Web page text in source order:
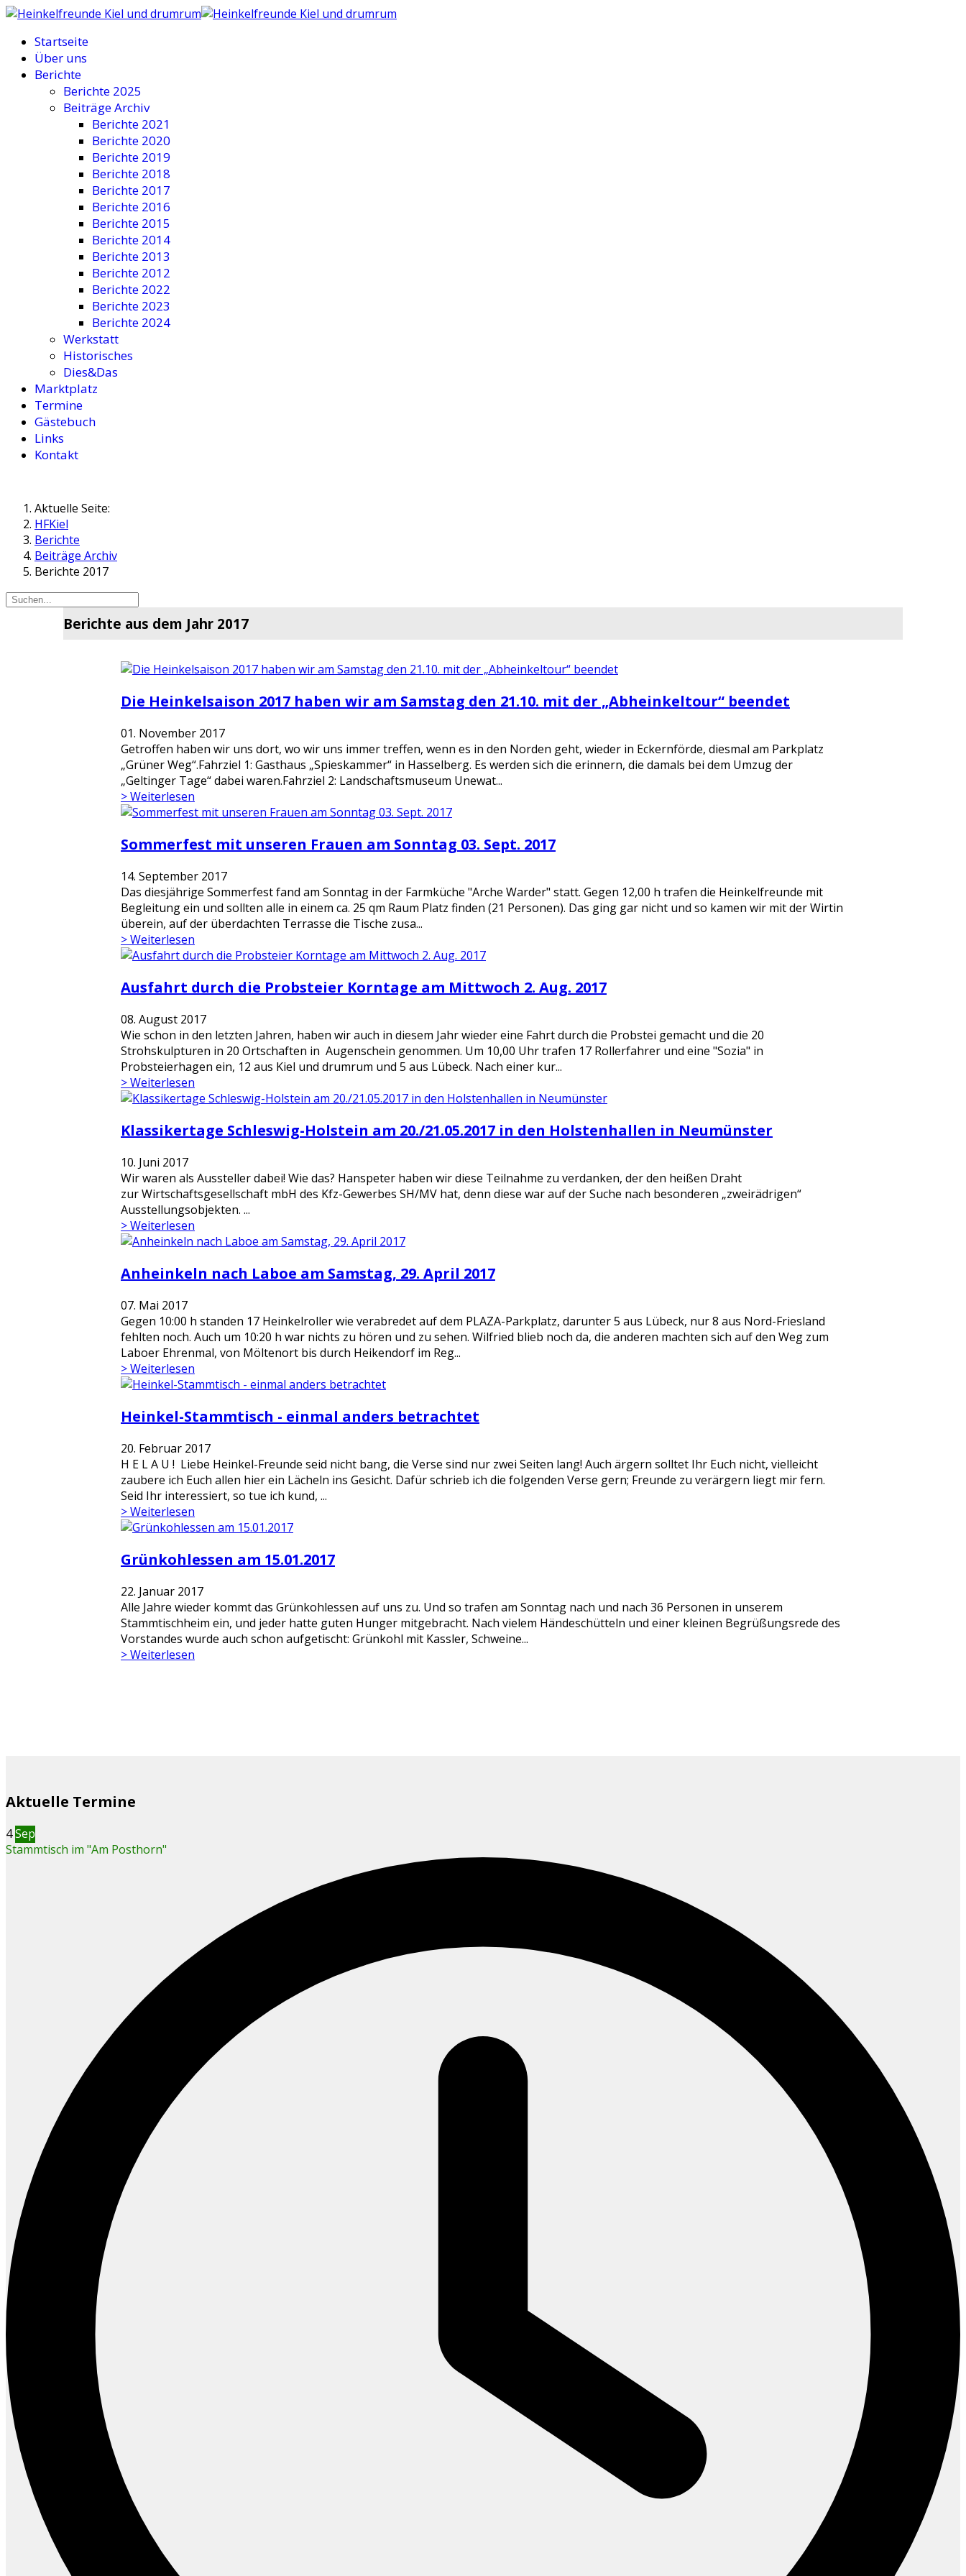
Startseite
Über uns
Berichte
Berichte 2025
Beiträge Archiv
Berichte 2021
Berichte 2020
Berichte 2019
Berichte 2018
Berichte 2017
Berichte 2016
Berichte 2015
Berichte 2014
Berichte 2013
Berichte 2012
Berichte 2022
Berichte 2023
Berichte 2024
Werkstatt
Historisches
Dies&Das
Marktplatz
Termine
Gästebuch
Links
Kontakt
Aktuelle Seite:
HFKiel
Berichte
Beiträge Archiv
Berichte 2017
Berichte aus dem Jahr 2017
Die Heinkelsaison 2017 haben wir am Samstag den 21.10. mit der „Abheinkeltour“ beendet
01. November 2017
Getroffen haben wir uns dort, wo wir uns immer treffen, wenn es in den Norden geht, wieder in Eckernförde, diesmal am Parkplatz
„Grüner Weg“.Fahrziel 1: Gasthaus „Spieskammer“ in Hasselberg. Es werden sich die erinnern, die damals bei dem Umzug der
„Geltinger Tage“ dabei waren.Fahrziel 2: Landschaftsmuseum Unewat...
> Weiterlesen
Sommerfest mit unseren Frauen am Sonntag 03. Sept. 2017
14. September 2017
Das diesjährige Sommerfest fand am Sonntag in der Farmküche "Arche Warder" statt. Gegen 12,00 h trafen die Heinkelfreunde mit
Begleitung ein und sollten alle in einem ca. 25 qm Raum Platz finden (21 Personen). Das ging gar nicht und so kamen wir mit der Wirtin
überein, auf der überdachten Terrasse die Tische zusa...
> Weiterlesen
Ausfahrt durch die Probsteier Korntage am Mittwoch 2. Aug. 2017
08. August 2017
Wie schon in den letzten Jahren, haben wir auch in diesem Jahr wieder eine Fahrt durch die Probstei gemacht und die 20
Strohskulpturen in 20 Ortschaften in Augenschein genommen. Um 10,00 Uhr trafen 17 Rollerfahrer und eine "Sozia" in
Probsteierhagen ein, 12 aus Kiel und drumrum und 5 aus Lübeck. Nach einer kur...
> Weiterlesen
Klassikertage Schleswig-Holstein am 20./21.05.2017 in den Holstenhallen in Neumünster
10. Juni 2017
Wir waren als Aussteller dabei! Wie das? Hanspeter haben wir diese Teilnahme zu verdanken, der den heißen Draht
zur Wirtschaftsgesellschaft mbH des Kfz-Gewerbes SH/MV hat, denn diese war auf der Suche nach besonderen „zweirädrigen“
Ausstellungsobjekten. ...
> Weiterlesen
Anheinkeln nach Laboe am Samstag, 29. April 2017
07. Mai 2017
Gegen 10:00 h standen 17 Heinkelroller wie verabredet auf dem PLAZA-Parkplatz, darunter 5 aus Lübeck, nur 8 aus Nord-Friesland
fehlten noch. Auch um 10:20 h war nichts zu hören und zu sehen. Wilfried blieb noch da, die anderen machten sich auf den Weg zum
Laboer Ehrenmal, von Möltenort bis durch Heikendorf im Reg...
> Weiterlesen
Heinkel-Stammtisch - einmal anders betrachtet
20. Februar 2017
H E L A U ! Liebe Heinkel-Freunde seid nicht bang, die Verse sind nur zwei Seiten lang! Auch ärgern solltet Ihr Euch nicht, vielleicht
zaubere ich Euch allen hier ein Lächeln ins Gesicht. Dafür schrieb ich die folgenden Verse gern; Freunde zu verärgern liegt mir fern.
Seid Ihr interessiert, so tue ich kund, ...
> Weiterlesen
Grünkohlessen am 15.01.2017
22. Januar 2017
Alle Jahre wieder kommt das Grünkohlessen auf uns zu. Und so trafen am Sonntag nach und nach 36 Personen in unserem
Stammtischheim ein, und jeder hatte guten Hunger mitgebracht. Nach vielem Händeschütteln und einer kleinen Begrüßungsrede des
Vorstandes wurde auch schon aufgetischt: Grünkohl mit Kassler, Schweine...
> Weiterlesen
Aktuelle Termine
4Sep
Stammtisch im "Am Posthorn"